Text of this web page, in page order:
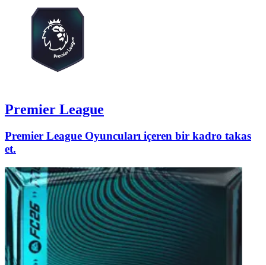
Premier League
Premier League Oyuncuları içeren bir kadro takas
et.